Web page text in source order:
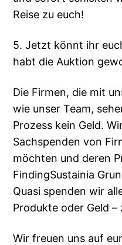
Reise zu euch!
5. Jetzt könnt ihr
habt die Auktion
Die Firmen, die mit
wie unser Team,
Prozess kein Geld.
Sachspenden von
möchten und deren
FindingSustainia
Quasi spenden wir
Produkte oder Geld
Wir freuen uns auf